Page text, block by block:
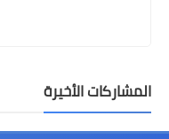
الأخيرة